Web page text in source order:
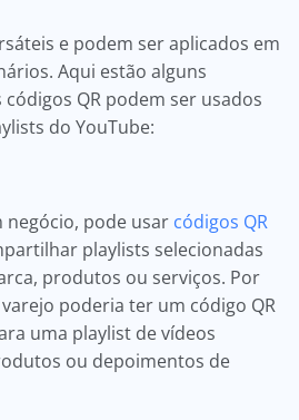
e podem ser aplicados em
Aqui estão alguns
QR podem ser usados
do YouTube:
negócio, pode usar códigos QR
playlists selecionadas
produtos ou serviços. Por
poderia ter um código QR
uma playlist de vídeos
ou depoimentos de